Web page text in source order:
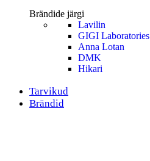
Brändide järgi
Lavilin
GIGI Laboratories
Anna Lotan
DMK
Hikari
Tarvikud
Brändid